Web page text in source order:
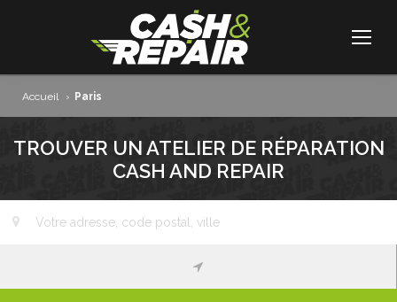
Accueil › Paris
TROUVER UN ATELIER DE RÉPARATION
CASH AND REPAIR